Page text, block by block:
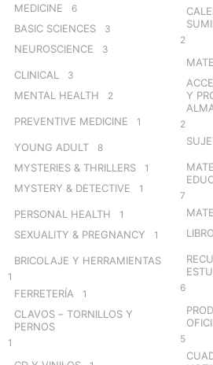
MEDICINE 6
BASIC SCIENCES 3
NEUROSCIENCE 3
CLINICAL 3
MENTAL HEALTH 2
PREVENTIVE MEDICINE 1
YOUNG ADULT 8
MYSTERIES & THRILLERS 1
MYSTERY & DETECTIVE 1
PERSONAL HEALTH 1
SEXUALITY & PREGNANCY 1
BRICOLAJE Y HERRAMIENTAS
1
FERRETERÍA 1
CLAVOS – TORNILLOS Y
PERNOS
1
2
Y
2
7
6
5